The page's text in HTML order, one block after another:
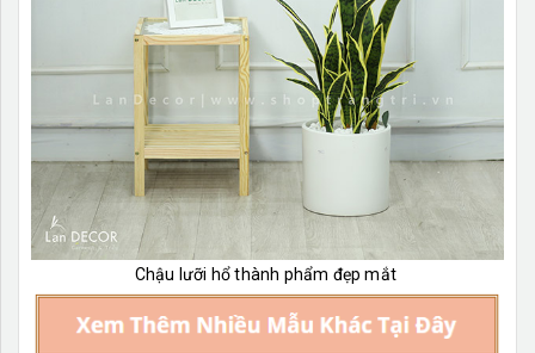
Chậu lưỡi hổ thành phẩm đẹp mắt